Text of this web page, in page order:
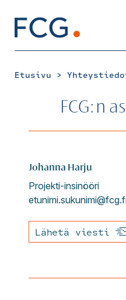
content
Etusivu >
FCG:n
Johanna Harju
Projekti-insinööri
Lähetä viesti